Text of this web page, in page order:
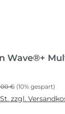
Wave®+
Preis:
€ (10% gespart)
zzgl.